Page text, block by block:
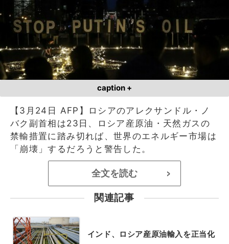
caption +
【3月24日 AFP】ロシアのアレクサンドル・ノ
バク副首相は23日、ロシア産原油・天然ガスの
禁輸措置に踏み切れば、世界のエネルギー市場は
「崩壊」するだろうと警告した。
全文を読む >
関連記事
インド、ロシア産原油輸入を正当化